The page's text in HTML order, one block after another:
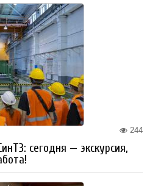
244
сегодня — экскурсия,